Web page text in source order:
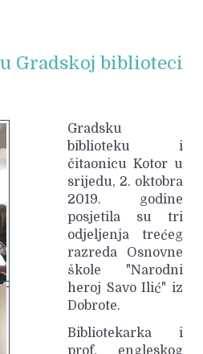
Gradskoj biblioteci
Gradsku
biblioteku i
čitaonicu Kotor u
srijedu, 2. oktobra
2019. godine
posjetila su tri
odjeljenja trećeg
razreda Osnovne
škole "Narodni
heroj Savo Ilić" iz
Dobrote.
Bibliotekarka i
prof. engleskog